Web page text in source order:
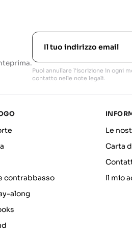
Puoi annullare l'iscrizione in ogni
contatto nelle note legali.
contrabbasso
along
Le
Carta
Il mio